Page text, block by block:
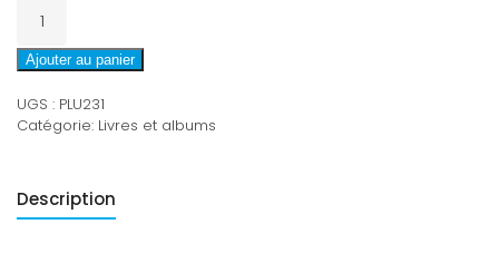
PLU231
Ajouter au panier
UGS : PLU231
Catégorie: Livres et albums
Description